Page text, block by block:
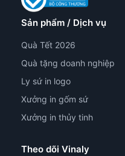
Sản phẩm / Dịch vụ
Quà Tết 2026
Quà tặng doanh nghiệp
Ly sứ in logo
Xưởng in gốm sứ
Xưởng in thủy tinh
Theo dõi Vinaly